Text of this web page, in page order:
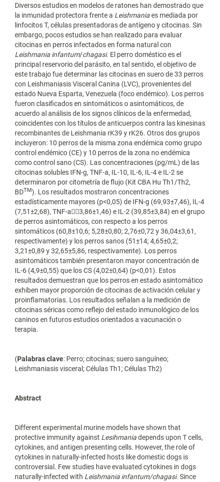
Diversos estudios en modelos de ratones han demostrado que
la inmunidad protectora frente a Leishmaniaes mediada por
linfocitos T, células presentadoras de antígeno y citocinas. Sin
embargo, pocos estudios se han realizado para evaluar
citocinas en perros infectados en forma natural con
Leishmania infantum/chagasi. El perro doméstico es el
principal reservorio del parásito, en tal sentido, el objetivo de
este trabajo fue determinar las citocinas en suero de 33 perros
con Leishmaniasis Visceral Canina (LVC), provenientes del
estado Nueva Esparta, Venezuela (foco endémico). Los perros
fueron clasificados en sintomáticos o asintomáticos, de
acuerdo al análisis de los signos clínicos de la enfermedad,
coincidentes con los títulos de anticuerpos contra las kinesinas
recombinantes de Leishmania rK39 y rK26. Otros dos grupos
incluyeron: 10 perros de la misma zona endémica como grupo
control endémico (CE) y 10 perros de la zona no endémica
como control sano (CS). Las concentraciones (pg/mL) de las
citocinas solubles IFN-g, TNF-a, IL-10, IL-6, IL-4 e IL-2 se
determinaron por citometría de flujo (Kit CBA Hu Th1/Th2,
BDTM). Los resultados mostraron concentraciones
estadísticamente mayores (p<0,05) de IFN-g (69,93±7,46), IL-4
(7,51±2,68), TNF-a3,86±1,46) e IL-2 (39,85±3,84) en el grupo
de perros asintomáticos, con respecto a los perros
sintomáticos (60,8±10,6; 5,28±0,80; 2,76±0,72 y 36,04±3,61,
respectivamente) y los perros sanos (51±14; 4,65±0,2;
3,21±0,89 y 32,65±5,86, respectivamente). Los perros
asintomáticos también presentaron mayor concentración de
IL-6 (4,9±0,55) que los CS (4,02±0,64) (p<0,01). Estos
resultados demuestran que los perros en estado asintomático
exhiben mayor proporción de citocinas de activación celular y
proinflamatorias. Los resultados señalan a la medición de
citocinas séricas como reflejo del estado inmunológico de los
caninos en futuros estudios orientados a vacunación o
terapia.
(Palabras clave: Perro; citocinas; suero sanguíneo;
Leishmaniasis visceral; Células Th1; Células Th2)
Abstract
Different experimental murine models have shown that
protective immunity against Lesihmaniadepends upon T cells,
cytokines, and antigen presenting cells. However, the role of
cytokines in naturally-infected hosts like domestic dogs is
controversial. Few studies have evaluated cytokines in dogs
naturally-infected with Leishmania infantum/chagasi. Since